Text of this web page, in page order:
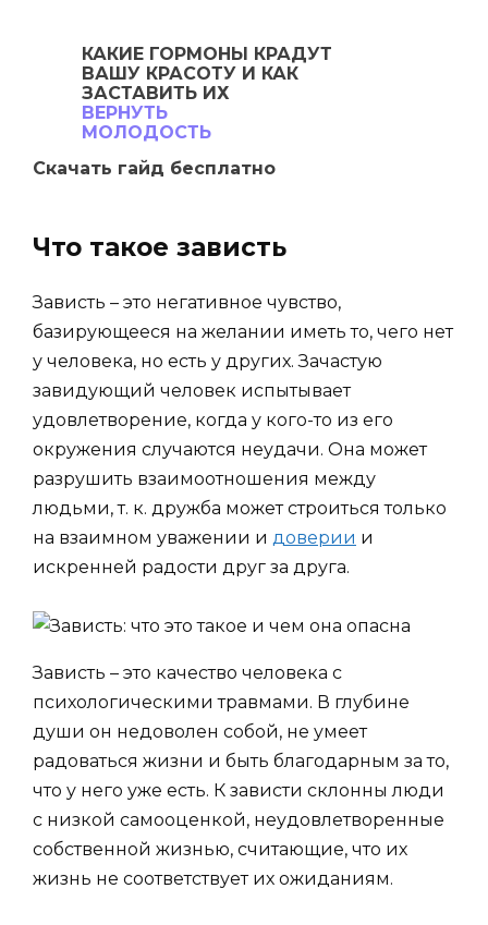
КАКИЕ ГОРМОНЫ
КРАДУТ
ВАШУ КРАСОТУ И КАК
ЗАСТАВИТЬ ИХ
ВЕРНУТЬ
МОЛОДОСТЬ
Скачать гайд бесплатно
Что такое зависть
Зависть – это негативное чувство,
базирующееся на желании иметь то, чего нет
у человека, но есть у других. Зачастую
завидующий человек испытывает
удовлетворение, когда у кого-то из его
окружения случаются неудачи. Она может
разрушить взаимоотношения между
людьми, т. к. дружба может строиться только
на взаимном уважении и доверии и
искренней радости друг за друга.
Зависть – это качество человека с
психологическими травмами. В глубине
души он недоволен собой, не умеет
радоваться жизни и быть благодарным за то,
что у него уже есть. К зависти склонны люди
с низкой самооценкой, неудовлетворенные
собственной жизнью, считающие, что их
жизнь не соответствует их ожиданиям.